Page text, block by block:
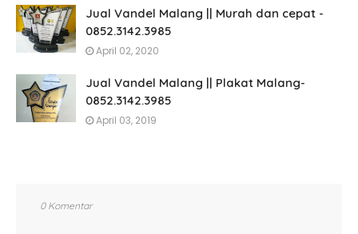
Jual Vandel Malang || Murah dan cepat -
0852.3142.3985
April 02, 2020
Jual Vandel Malang || Plakat Malang-
0852.3142.3985
April 03, 2019
0 Komentar